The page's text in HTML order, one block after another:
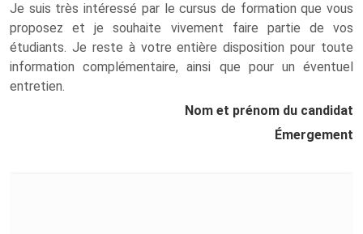
Je suis très intéressé par le cursus de formation que vous
proposez et je souhaite vivement faire partie de vos
étudiants. Je reste à votre entière disposition pour toute
information complémentaire, ainsi que pour un éventuel
entretien.
Nom et prénom du candidat
Émergement